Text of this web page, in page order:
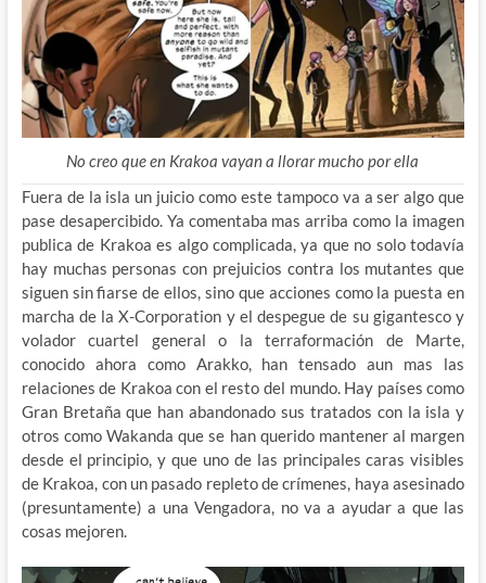
No creo que en Krakoa vayan a llorar mucho por ella
Fuera de la isla un juicio como este tampoco va a ser algo que
pase desapercibido. Ya comentaba mas arriba como la imagen
publica de Krakoa es algo complicada, ya que no solo todavía
hay muchas personas con prejuicios contra los mutantes que
siguen sin fiarse de ellos, sino que acciones como la puesta en
marcha de la X-Corporation y el despegue de su gigantesco y
volador cuartel general o la terraformación de Marte,
conocido ahora como Arakko, han tensado aun mas las
relaciones de Krakoa con el resto del mundo. Hay países como
Gran Bretaña que han abandonado sus tratados con la isla y
otros como Wakanda que se han querido mantener al margen
desde el principio, y que uno de las principales caras visibles
de Krakoa, con un pasado repleto de crímenes, haya asesinado
(presuntamente) a una Vengadora, no va a ayudar a que las
cosas mejoren.